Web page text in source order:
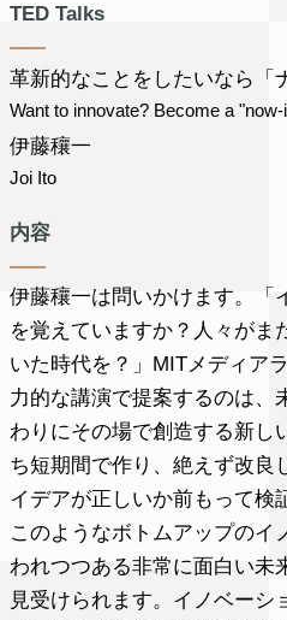
TED Talks
革新的なことをしたいなら「
Want to innovate? Become a
伊藤穰一
Joi Ito
内容
伊藤穰一は問いかけます。「
を覚えていますか？人々がま
いた時代を？」MITメディア
力的な講演で提案するのは、
わりにその場で創造する新し
ち短期間で作り、絶えず改良
イデアが正しいか前もって検
このようなボトムアップのイ
われつつある非常に面白い未
見受けられます。イノベーシ